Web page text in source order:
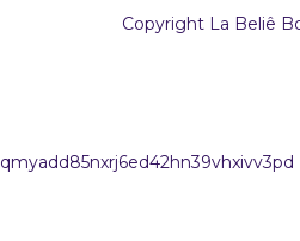
Copyright La Beliê
qmyadd85nxrj6ed42hn39vhxivv3pd